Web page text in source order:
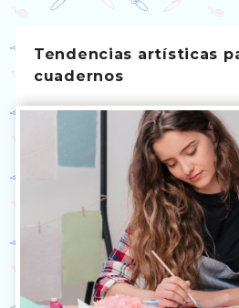
Tendencias artísticas
cuadernos